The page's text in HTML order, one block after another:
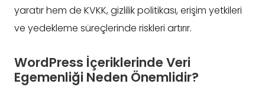
yaratır hem de KVKK, gizlilik politikası, erişim yetkileri
ve yedekleme süreçlerinde riskleri artırır.
WordPress İçeriklerinde Veri
Egemenliği Neden Önemlidir?